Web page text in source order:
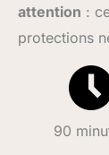
attention :
protections
90